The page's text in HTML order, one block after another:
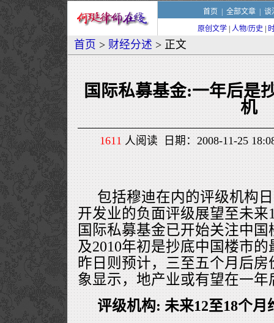
首页 全部文章| 谈
原创文学 人物/历史
首页 > 财经分述 > 正文
国际私募基金:一年后是
机
1611 人阅读 日期：2008-11-25
包括穆迪在内的评级机构
开发业的负面评级展望至未来
国际私募基金已开始关注中国
及2010年初是抄底中国楼市
昨日则预计，三至五个月后
象显示，地产业或有望在一年
评级机构:未来12至18个月